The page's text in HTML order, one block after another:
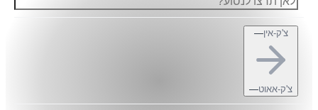
צ'ק-אין—
צ'ק-אאוט—